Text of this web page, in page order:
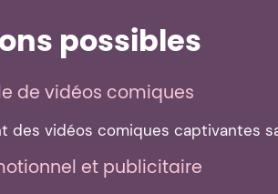
possibles
de vidéos comiques
des vidéos comiques captivantes
et publicitaire